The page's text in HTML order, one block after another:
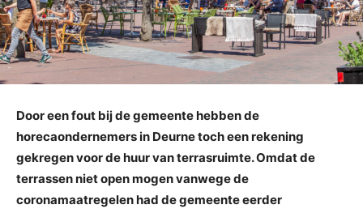
Door een fout bij de gemeente hebben de
horecaondernemers in Deurne toch een rekening
gekregen voor de huur van terrasruimte. Omdat de
terrassen niet open mogen vanwege de
coronamaatregelen had de gemeente eerder